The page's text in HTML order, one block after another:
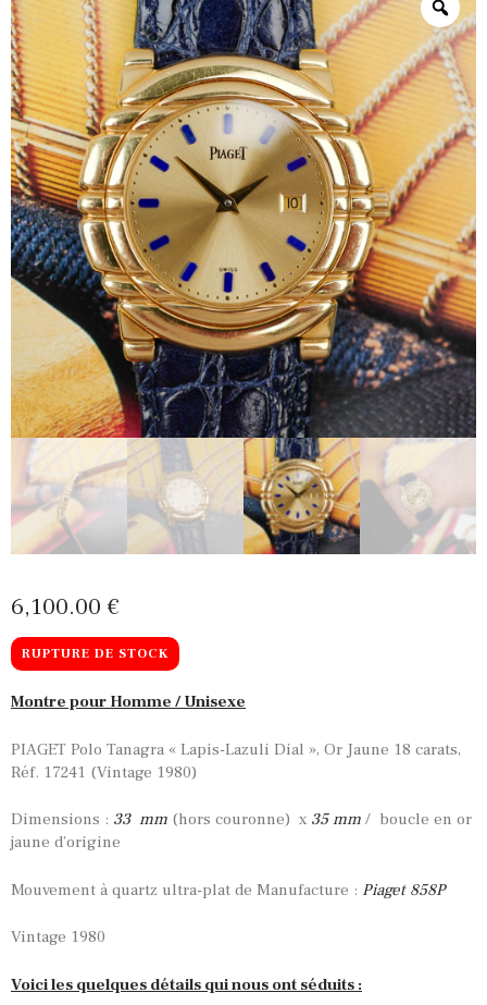
6,100 00 €
RUPTURE DE STOCK
Montre pour Homme / Unisexe
PIAGET Polo Tanagra « Lapis-Lazuli Dial », Or Jaune 18 carats,
Réf. 17241 (Vintage 1980)
Dimensions : 33 mm (hors couronne) x 35 mm / boucle en or
jaune d’origine
Mouvement à quartz ultra-plat de Manufacture : Piaget 858P
Vintage 1980
Voici les quelques détails qui nous ont séduits :